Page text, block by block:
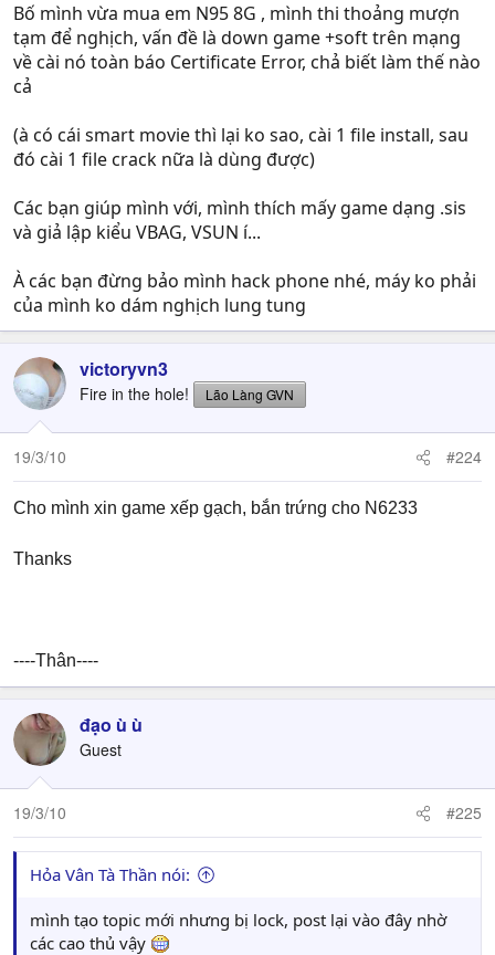
Bố mình vừa mua em N95 8G , mình thi thoảng mượn
tạm để nghịch, vấn đề là down game +soft trên mạng
về cài nó toàn báo Certificate Error, chả biết làm thế nào
cả
(à có cái smart movie thì lại ko sao, cài 1 file install, sau
đó cài 1 file crack nữa là dùng được)
Các bạn giúp mình với, mình thích mấy game dạng .sis
và giả lập kiểu VBAG, VSUN í...
À các bạn đừng bảo mình hack phone nhé, máy ko phải
của mình ko dám nghịch lung tung
victoryvn3
Fire in the hole! Lão Làng GVN
19/3/10 #224
Cho mình xin game xếp gạch, bắn trứng cho N6233
Thanks
----Thân----
đạo ù ù
Guest
19/3/10 #225
Hỏa Vân Tà Thần nói:
mình tạo topic mới nhưng bị lock, post lại vào đây nhờ
các cao thủ vậy